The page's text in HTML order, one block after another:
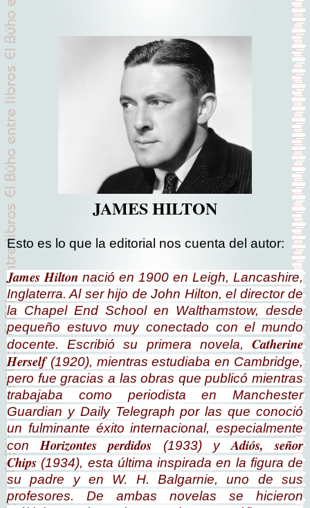
JAMES HILTON
Esto es lo que la editorial nos cuenta del autor:
James Hilton nació en 1900 en Leigh, Lancashire,
Inglaterra. Al ser hijo de John Hilton, el director de
la Chapel End School en Walthamstow, desde
pequeño estuvo muy conectado con el mundo
docente. Escribió su primera novela, Catherine
Herself (1920), mientras estudiaba en Cambridge,
pero fue gracias a las obras que publicó mientras
trabajaba como periodista en Manchester
Guardian y Daily Telegraph por las que conoció
un fulminante éxito internacional, especialmente
conHorizontes perdidos (1933) y Adiós, señor
Chips (1934), esta última inspirada en la figura de
su padre y en W. H. Balgarnie, uno de sus
profesores. De ambas novelas se hicieron